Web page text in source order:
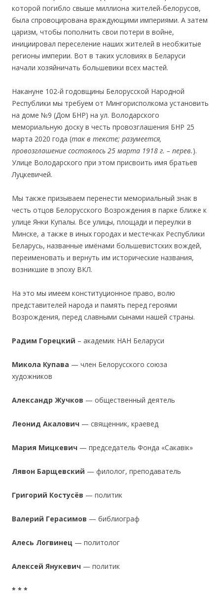
которой погибло свыше миллиона жителей-белорусов,
была спровоцирована враждующими империями. А затем
царизм, чтобы пополнить свои потери в войне,
инициировал переселение наших жителей в необжитые
регионы империи. Вот в таких условиях в Беларуси
начали хозяйничать большевики всех мастей.
Накануне 102-й годовщины Белорусской Народной
Республики мы требуем от Мингорисполкома установить
на доме №9 (Дом БНР) на ул. Володарского
мемориальную доску в честь провозглашения БНР 25
марта 2020 года (так в тексте; разумеется,
провозглашение состоялось 25 марта 1918 г. – перев.).
Улице Володарского при этом присвоить имя братьев
Луцкевичей.
Мы также призываем перенести мемориальный знак в
честь отцов Белорусского Возрождения в парке ближе к
улице Янки Купалы. Все улицы, площади и переулки в
Минске, а также в иных городах и местечках Республики
Беларусь, названные имёнами большевистских вождей,
переименовать и вернуть им исторические названия,
возникшие в эпоху ВКЛ.
На это мы имеем конституционное право, волю
представителей народа и память перед героями
Возрождения, перед славными сынами нашей страны.
Радим Горецкий – академик НАН Беларуси
Микола Купава — член Белорусского союза
художников
Александр Жучков — общественный деятель
Леонид Акалович — священник, краевед
Мария Мицкевич — председатель Фонда «Сакавік»
Лявон Барщевский — филолог, преподаватель
Григорий Костусёв — политик
Валерий Герасимов — библиограф
Алесь Логвинец — политолог
Алексей Янукевич — политик
* * *